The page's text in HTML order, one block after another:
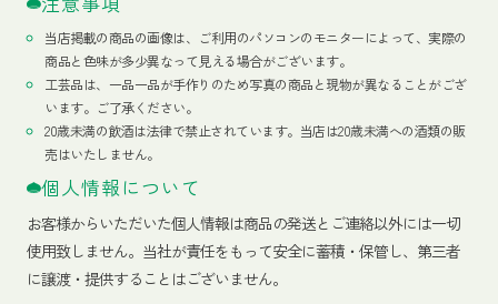
当店掲載の商品の画像は、ご利用のパソコンのモニターによって、実際の
商品と色味が多少異なって見える場合がございます。
工芸品は、一品一品が手作りのため写真の商品と現物が異なることがござ
います。ご了承ください。
20歳未満の飲酒は法律で禁止されています。当店は20歳未満への酒類の販
売はいたしません。
個人情報について
お客様からいただいた個人情報は商品の発送とご連絡以外には一切
使用致しません。当社が責任をもって安全に蓄積・保管し、第三者
に譲渡・提供することはございません。